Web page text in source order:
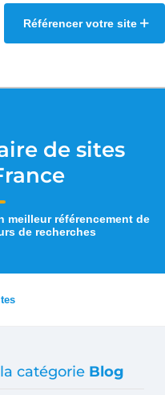
Référencer votre site
de sites
meilleur référencement de
de recherches
catégorie Blog